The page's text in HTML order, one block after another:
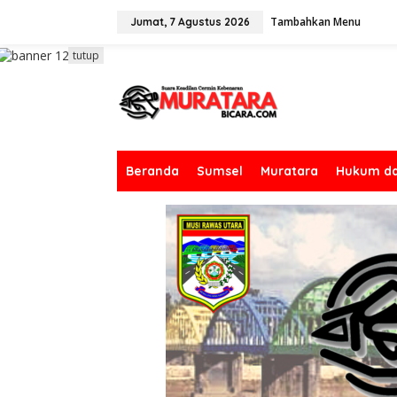
a
Jumat, 7 Agustus 2026 Tambahkan Menu
Beranda Sumsel Muratara Hukum
tutup